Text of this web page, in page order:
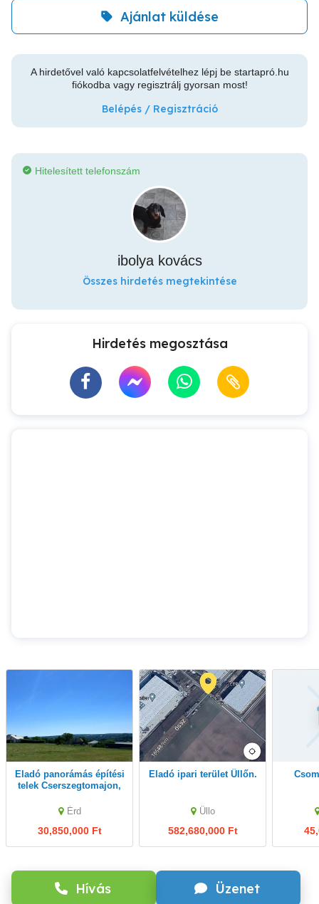
Ajánlat küldése
A hirdetővel való kapcsolatfelvételhez lépj be startapró.hu
fiókodba vagy regisztrálj gyorsan most!
Belépés / Regisztráció
Hívás Üzenet
Hitelesített telefonszám
ibolya kovács
Összes hirdetés megtekintése
Hirdetés megosztása
Eladó panorámás építési
telek Cserszegtomajon,
Balatonhoz, közel a
Érd
30,850,000 Ft
Eladó ipari terület Üllőn.
Üllo
582,680,000 Ft
csomád külterületi